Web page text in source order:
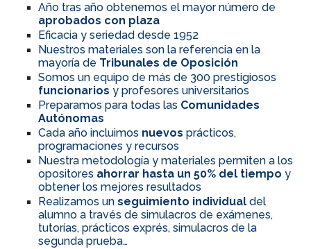
Año tras año obtenemos el mayor número de
aprobados con plaza
Eficacia y seriedad desde 1952
Nuestros materiales son la referencia en la
mayoría de Tribunales de Oposición
Somos un equipo de más de 300 prestigiosos
funcionarios y profesores universitarios
Preparamos para todas las Comunidades
Autónomas
Cada año incluimos nuevos prácticos,
programaciones y recursos
Nuestra metodología y materiales permiten a los
opositores ahorrar hasta un 50% del tiempo y
obtener los mejores resultados
Realizamos un seguimiento individual del
alumno a través de simulacros de exámenes,
tutorías, prácticos exprés, simulacros de la
segunda prueba…